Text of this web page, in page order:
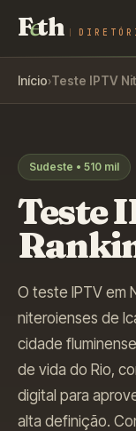
Feth
Início›Teste IPTV
Sudeste • 510 mil
Teste
O teste IPTV em
niteroienses de
cidade
de vida do Rio,
digital para
alta definição.